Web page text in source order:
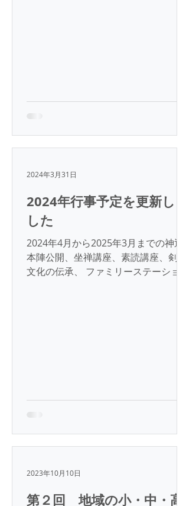
2024年行事予定を更新しま
した
2024年4月から2025年3月までの神辺
本陣公開、坐禅講座、素読講座、剣道
文化の伝承、 ファミリーステーション
2024年3月31日
第２回 地域の小・中・高
2023年10月10日